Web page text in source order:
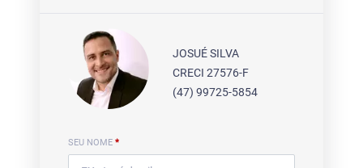
JOSUÉ SILVA
CRECI 27576-F
(47) 99725-5854
SEU NOME *